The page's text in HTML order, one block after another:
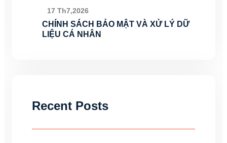
17 Th7,2026
CHÍNH SÁCH BẢO MẬT VÀ XỬ LÝ DỮ
LIỆU CÁ NHÂN
Recent Posts